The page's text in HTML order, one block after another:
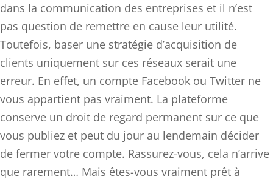
dans la communication des entreprises et il n’est
pas question de remettre en cause leur utilité.
Toutefois, baser une stratégie d’acquisition de
clients uniquement sur ces réseaux serait une
erreur. En effet, un compte Facebook ou Twitter ne
vous appartient pas vraiment. La plateforme
conserve un droit de regard permanent sur ce que
vous publiez et peut du jour au lendemain décider
de fermer votre compte. Rassurez-vous, cela n’arrive
que rarement… Mais êtes-vous vraiment prêt à